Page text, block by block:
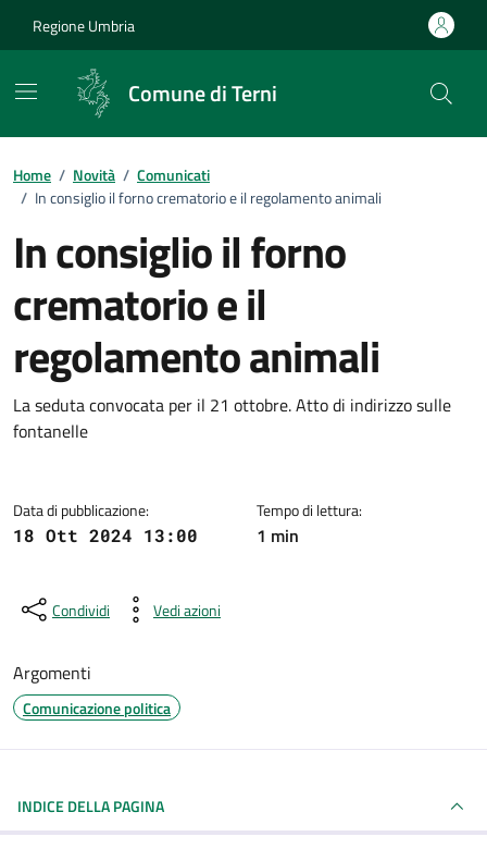
Regione Umbria
Comune di Terni
Home / Novità / Comunicati
/ In consiglio il forno crematorio e il regolamento animali
In consiglio il forno
crematorio e il
regolamento animali
Dettagli della notizia
La seduta convocata per il 21 ottobre. Atto di indirizzo sulle
fontanelle
Data di pubblicazione:
18 Ott 2024 13:00
Tempo di lettura:
1 min
Condividi Vedi azioni
Argomenti
Comunicazione politica
INDICE DELLA PAGINA